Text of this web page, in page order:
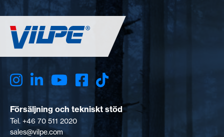
Försäljning och tekniskt stöd
Tel. +46 70 511 2020
sales@vilpe.com